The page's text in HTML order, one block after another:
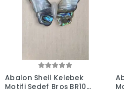
Abalon Shell Kelebek
Motifi Sedef Broş BR10-